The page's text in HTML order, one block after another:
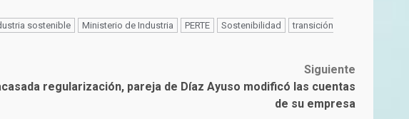
sostenible Ministerio de Industria PERTE Sostenibilidad
transición
Siguiente
regularización, pareja de Díaz Ayuso modificó las cuentas
de su empresa